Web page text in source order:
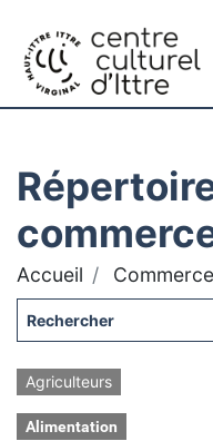
Accueil
Agriculteurs
Alimentation